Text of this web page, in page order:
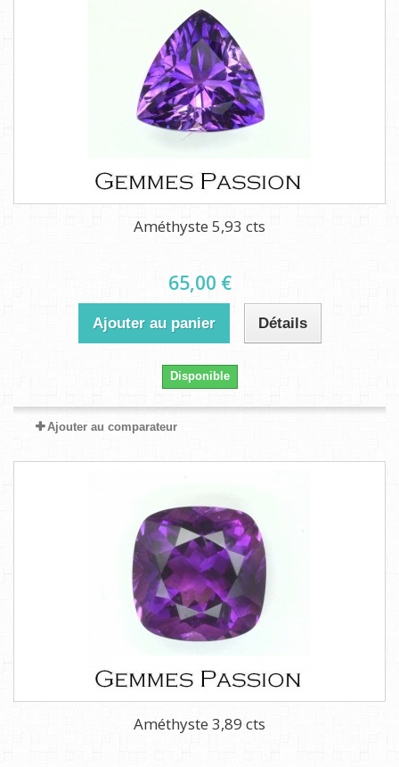
Améthyste 5,93 cts
65,00 €
Ajouter au panier Détails
Disponible
Ajouter au comparateur
Améthyste 3,89 cts